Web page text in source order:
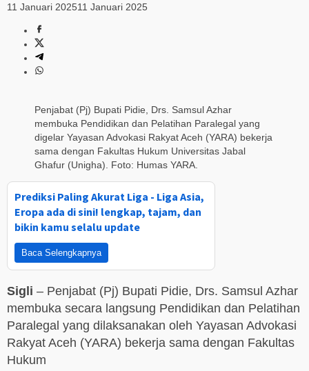
11 Januari 202511 Januari 2025
Penjabat (Pj) Bupati Pidie, Drs. Samsul Azhar
membuka Pendidikan dan Pelatihan Paralegal yang
digelar Yayasan Advokasi Rakyat Aceh (YARA) bekerja
sama dengan Fakultas Hukum Universitas Jabal
Ghafur (Unigha). Foto: Humas YARA.
Prediksi Paling Akurat Liga - Liga Asia,
Eropa ada di sini! lengkap, tajam, dan
bikin kamu selalu update
Baca Selengkapnya
Sigli – Penjabat (Pj) Bupati Pidie, Drs. Samsul Azhar
membuka secara langsung Pendidikan dan Pelatihan
Paralegal yang dilaksanakan oleh Yayasan Advokasi
Rakyat Aceh (YARA) bekerja sama dengan Fakultas
Hukum